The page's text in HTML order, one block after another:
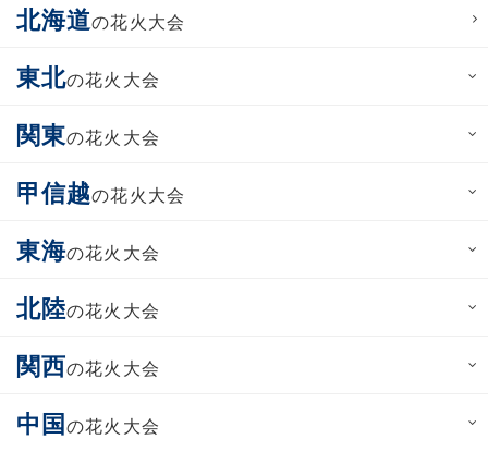
北海道の花火大会
東北の花火大会
関東の花火大会
甲信越の花火大会
東海の花火大会
北陸の花火大会
関西の花火大会
中国の花火大会